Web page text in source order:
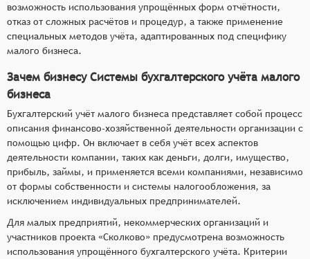
возможность использования упрощённых форм отчётности,
отказ от сложных расчётов и процедур, а также применение
специальных методов учёта, адаптированных под специфику
малого бизнеса.
Зачем бизнесу Системы бухгалтерского учёта малого
бизнеса
Бухгалтерский учёт малого бизнеса представляет собой процесс
описания финансово-хозяйственной деятельности организации с
помощью цифр. Он включает в себя учёт всех аспектов
деятельности компании, таких как деньги, долги, имущество,
прибыль, займы, и применяется всеми компаниями, независимо
от формы собственности и системы налогообложения, за
исключением индивидуальных предпринимателей.
Для малых предприятий, некоммерческих организаций и
участников проекта «Сколково» предусмотрена возможность
использования упрощённого бухгалтерского учёта. Критерии